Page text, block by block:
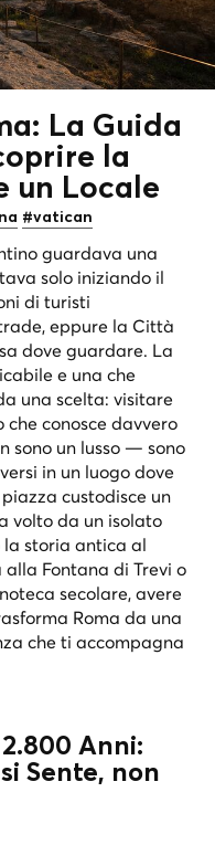
La Guida
la
un Locale
#vatican
guardava una
solo iniziando il
di turisti
eppure la Città
dove guardare. La
e una che
una scelta: visitare
conosce davvero
sono un lusso — sono
in un luogo dove
custodisce un
volto da un isolato
la storia antica al
alla Fontana di Trevi o
secolare, avere
Roma da una
che ti accompagna
Anni:
Sente, non